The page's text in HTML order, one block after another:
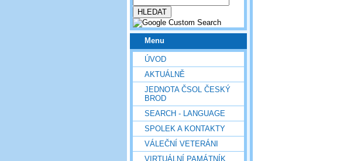
Menu
ÚVOD
AKTUÁLNĚ
JEDNOTA ČSOL ČESKÝ
BROD
SEARCH - LANGUAGE
SPOLEK A KONTAKTY
VÁLEČNÍ VETERÁNI
VIRTUÁLNÍ PAMÁTNÍK